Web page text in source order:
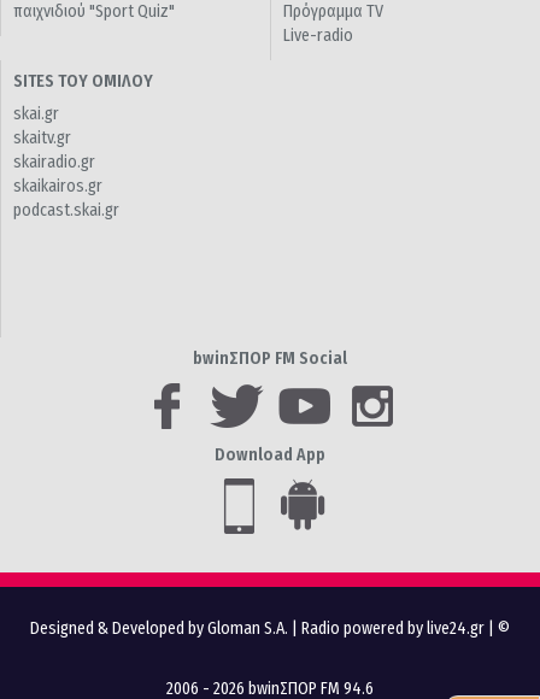
παιχνιδιού "Sport Quiz"
Πρόγραμμα TV
Live-radio
SITES ΤΟΥ ΟΜΙΛΟΥ
skai.gr
skaitv.gr
skairadio.gr
skaikairos.gr
podcast.skai.gr
bwinΣΠΟΡ FM Social
Download App
Designed & Developed by Gloman S.A. Radio powered by live24.gr | ©
2006 - 2026 bwinΣΠΟΡ FM 94.6